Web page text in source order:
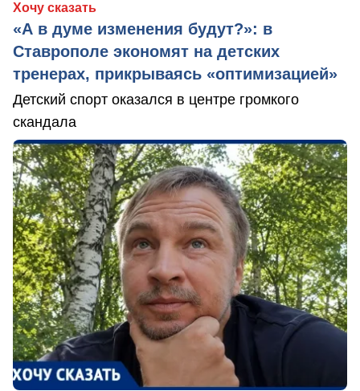
Хочу сказать
«А в думе изменения будут?»: в
Ставрополе экономят на детских
тренерах, прикрываясь «оптимизацией»
Детский спорт оказался в центре громкого
скандала